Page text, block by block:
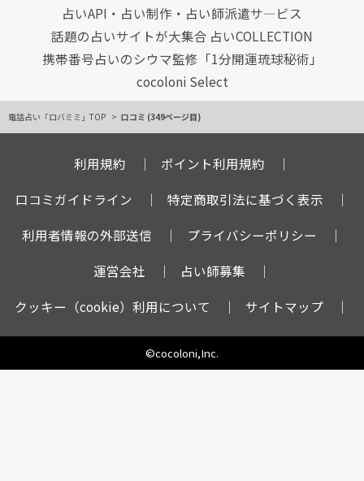
占いAPI・占い制作・占い師派遣サ―ビス
話題の占いサイトが大集合 占いCOLLECTION
携帯番号占いのシウマ監修「1分開運琉球秘術」
cocoloni Select
電話占い「ロバミミ」TOP 口コミ (349ページ目)
利用規約
ポイント利用規約
口コミガイドライン
特定商取引法に基づく表示
利用者情報の外部送信
プライバシーポリシー
運営会社
占い師募集
クッキー（cookie）利用について
サイトマップ
©cocoloni,Inc.